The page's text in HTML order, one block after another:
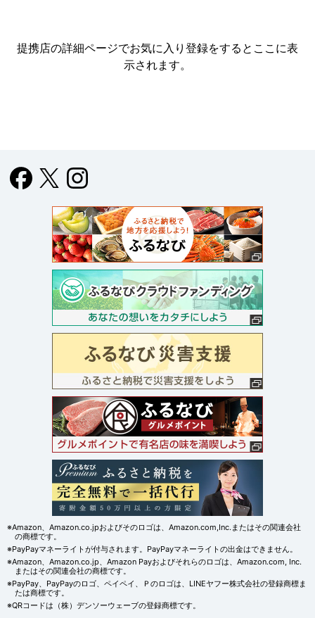
提携店の詳細ページでお気に入り登録をすると ここに表
示されます。
※Amazon、Amazon.co.jpおよびそのロゴは、Amazon.com,Inc.またはその関連会社
の商標です。
※PayPayマネーライトが付与されます。PayPayマネーライトの出金はできません。
※Amazon、Amazon.co.jp、Amazon Payおよびそれらのロゴは、Amazon.com, Inc.
またはその関連会社の商標です。
※PayPay、PayPayのロゴ、ペイペイ、Ｐのロゴは、LINEヤフー株式会社の登録商標ま
たは商標です。
※QRコードは（株）デンソーウェーブの登録商標です。